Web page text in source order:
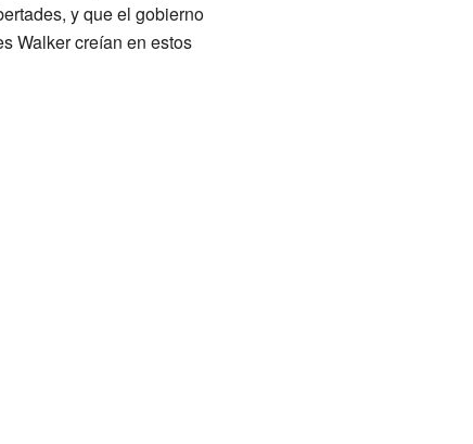
y que el gobierno
Walker creían en estos